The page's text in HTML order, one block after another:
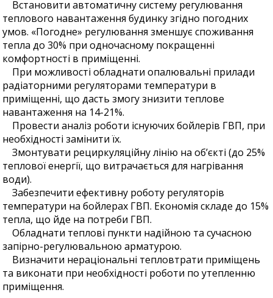
Встановити автоматичну систему регулювання
теплового навантаження будинку згідно погодних
умов. «Погодне» регулювання зменшує споживання
тепла до 30% при одночасному покращенні
комфортності в приміщенні.
При можливості обладнати опалювальні прилади
радіаторними регуляторами температури в
приміщенні, що дасть змогу знизити теплове
навантаження на 14-21%.
Провести аналіз роботи існуючих бойлерів ГВП, при
необхідності замінити їх.
Змонтувати рециркуляційну лінію на об’єкті (до 25%
теплової енергії, що витрачається для нагрівання
води).
Забезпечити ефективну роботу регуляторів
температури на бойлерах ГВП. Економія складе до 15%
тепла, що йде на потреби ГВП.
Обладнати теплові пункти надійною та сучасною
запірно-регулювальною арматурою.
Визначити нераціональні тепловтрати приміщень
та виконати при необхідності роботи по утепленню
приміщення.